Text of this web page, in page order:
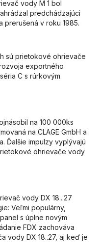
vody M 1 bol
predchádzajúci
prerušená v roku 1985.
sú prietokové ohrievače
exportného
C s rúrkovým
na 100 000ks
na CLAGE GmbH a
Ďalšie impulzy vyplývajú
ohrievače vody
vody DX 18...27
Veľmi populárny,
s úplne novým
FDX zachováva
vody DX 18..27, aj keď je